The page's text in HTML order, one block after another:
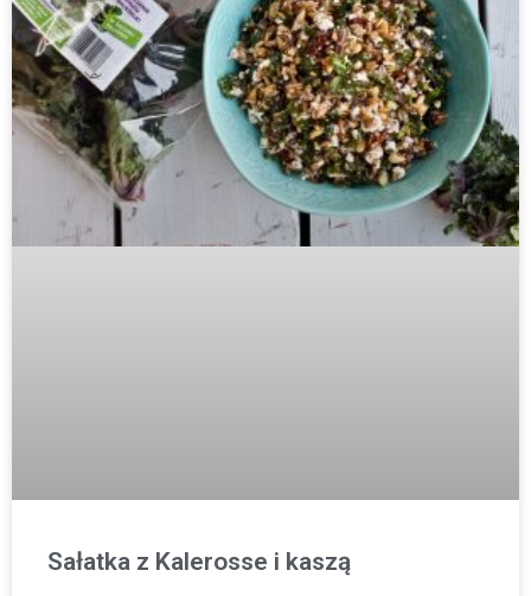
Sałatka z Kalerosse i kaszą